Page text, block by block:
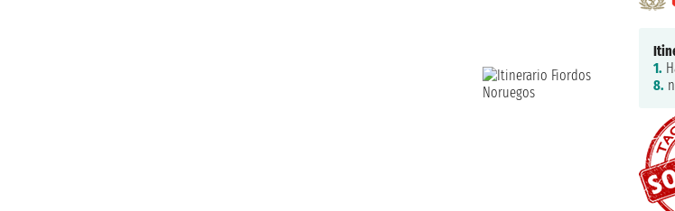
1.
8.